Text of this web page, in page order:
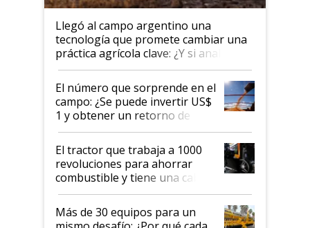
Llegó al campo argentino una
tecnología que promete cambiar una
práctica agrícola clave: ¿Y si analizar
el suelo fuera tan simple como
apretar un botón?
El número que sorprende en el
campo: ¿Se puede invertir US$
1 y obtener un retorno de
hasta US$ 10 en agricultura?
El tractor que trabaja a 1000
revoluciones para ahorrar
combustible y tiene una cabina
que parece una computadora:
lo último en el mundo,
disponible en Argentina
Más de 30 equipos para un